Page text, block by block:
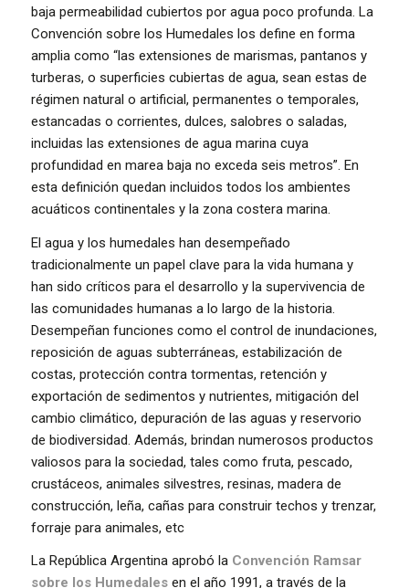
baja permeabilidad cubiertos por agua poco profunda. La
Convención sobre los Humedales los define en forma
amplia como “las extensiones de marismas, pantanos y
turberas, o superficies cubiertas de agua, sean estas de
régimen natural o artificial, permanentes o temporales,
estancadas o corrientes, dulces, salobres o saladas,
incluidas las extensiones de agua marina cuya
profundidad en marea baja no exceda seis metros”. En
esta definición quedan incluidos todos los ambientes
acuáticos continentales y la zona costera marina.
El agua y los humedales han desempeñado
tradicionalmente un papel clave para la vida humana y
han sido críticos para el desarrollo y la supervivencia de
las comunidades humanas a lo largo de la historia.
Desempeñan funciones como el control de inundaciones,
reposición de aguas subterráneas, estabilización de
costas, protección contra tormentas, retención y
exportación de sedimentos y nutrientes, mitigación del
cambio climático, depuración de las aguas y reservorio
de biodiversidad. Además, brindan numerosos productos
valiosos para la sociedad, tales como fruta, pescado,
crustáceos, animales silvestres, resinas, madera de
construcción, leña, cañas para construir techos y trenzar,
forraje para animales, etc
La República Argentina aprobó la Convención Ramsar
sobre los Humedalesen el año 1991, a través de la